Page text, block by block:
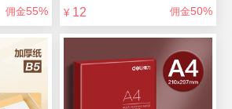
佣金55% ¥ 12 佣金50%